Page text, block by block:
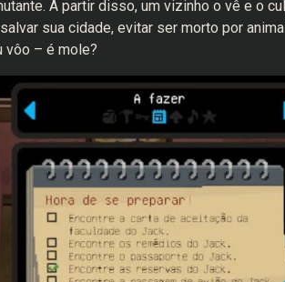
A partir disso, um vizinho o vê e o
sua cidade, evitar ser morto por
vôo – é mole?